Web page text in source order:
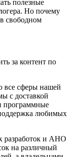
полезные
Но почему
свободном
все сферы нашей
с доставкой
программные
любимых
разработок и АНО
на различный